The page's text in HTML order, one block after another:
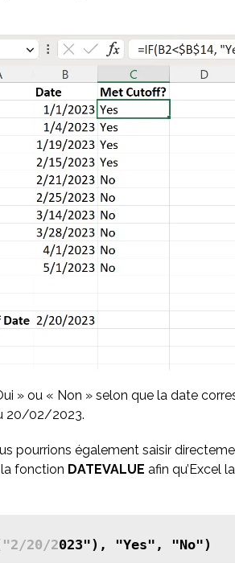
» ou « Non » selon que la date
20/02/2023.
pourrions également saisir
la fonction DATEVALUE afin qu’Excel
20/2023"), "Yes", "No")